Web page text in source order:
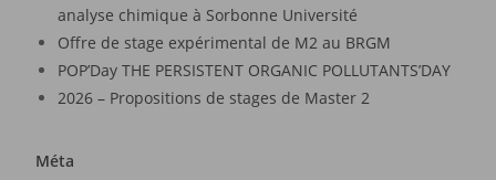
analyse chimique à Sorbonne Université
Offre de stage expérimental de M2 au BRGM
POP’Day THE PERSISTENT ORGANIC POLLUTANTS’DAY
2026 – Propositions de stages de Master 2
Méta